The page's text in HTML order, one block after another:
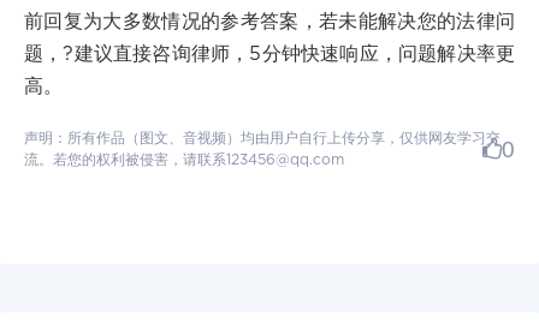
前回复为大多数情况的参考答案，若未能解决您的法律问
题，?建议直接咨询律师，5分钟快速响应，问题解决率更
高。
声明：所有作品（图文、音视频）均由用户自行上传分享，仅供网友学习交
流。若您的权利被侵害，请联系123456@qq.com
0